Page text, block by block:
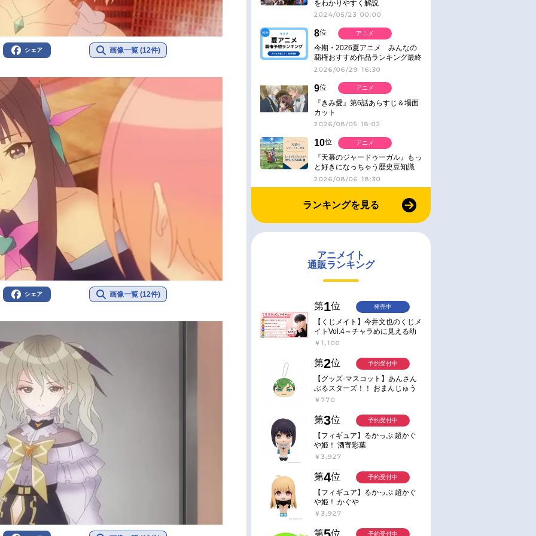
シェア 画像一覧 (12件)
シェア 画像一覧 (12件)
をわかりやすく解説
2024/05/23 00:00
8位
今期・2026夏アニメ みんなの
覇権おすすめ作品ランキング最終
結果発表！
2026/06/29 16:30
アニメ
9位
『きみ愛』第6話あらすじ＆場面
カット
2026/08/05 18:02
アニメ
10位
『天幕のジャードゥーガル』もっ
と好きになっちゃう歴史豆知識
2026/08/06 18:30
アニメ
ランキングを見る
アニメイト
通販ランキング
第1位
【くじメイト】今井文也のくじメ
イトVol.4～チャラめに見える幼
馴染、実は一途で独占欲が強いん
￥1,100
発売中
第2位
【グッズ-マスコット】あんさん
ぶるスターズ！！ おまんじゅう
にぎにぎマスコット ねくすと2
￥770
予約受付中
第3位
【フィギュア】るかっぷ 超かぐ
や姫！ 酒寄彩葉
￥3,927
予約受付中
第4位
【フィギュア】るかっぷ 超かぐ
や姫！ かぐや
￥3,927
予約受付中
第 位 予約受付中